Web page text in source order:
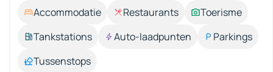
Accommodatie Restaurants
Toerisme
Tankstations
Auto-laadpunten
Parkings
Tussenstops